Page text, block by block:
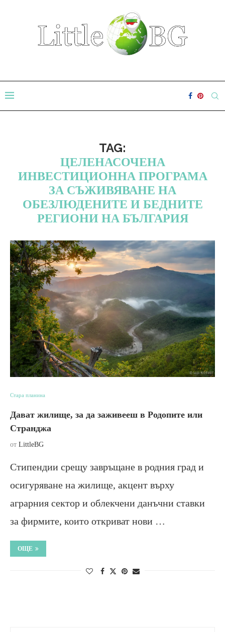
TAG:
ЦЕЛЕНАСОЧЕНА
ИНВЕСТИЦИОННА ПРОГРАМА
ЗА СЪЖИВЯВАНЕ НА
ОБЕЗЛЮДЕНИТЕ И БЕДНИТЕ
РЕГИОНИ НА БЪЛГАРИЯ
Стара планина
Дават жилище, за да заживееш в Родопите или
Странджа
от LittleBG
Стипендии срещу завръщане в родния град и
осигуряване на жилище, акцент върху
аграрния сектор и облекчени данъчни ставки
за фирмите, които откриват нови …
ОЩЕ